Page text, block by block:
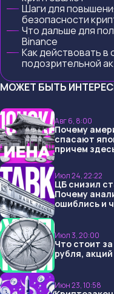
Шаги для
безопасности
Что дальше для
Binance
Как действовать в
подозрительной
МОЖЕТ БЫТЬ
Авг 6, 8:00
Почему
спасают
причем
Июл 24, 22:22
ЦБ снизил
Почему
ошиблись и
Июл 3, 20:00
Что стоит
рубля,
Июн 23, 10:58